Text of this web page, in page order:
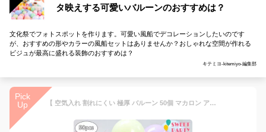
タ映えする可愛いバルーンのおすすめは？
文化祭でフォトスポットを作ります。可愛い風船でデコレーションしたいのです
が、おすすめの形やカラーの風船セットはありませんか？おしゃれな空間が作れる
ビジュが最高に盛れる装飾のおすすめは？
キテミヨ-kitemiyo-編集部
Pick
Up
【 空気入れ 割れにくい 極厚 バルーン 50個 マカロン アソート 】 バルーン 誕生日 セット イベント カップル 飾り付け パステル 風船 ゴム風船 バースデー 空気入れ 飾り 100日祝い 結婚式 季節 飾り 即日発送 あす楽